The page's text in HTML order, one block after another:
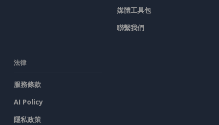
媒體工具包
聯繫我們
法律
服務條款
AI Policy
隱私政策